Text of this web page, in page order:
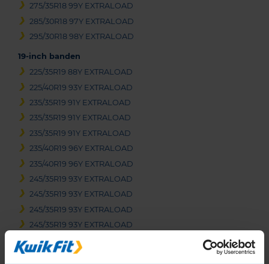
275/35R18 99Y EXTRALOAD
285/30R18 97Y EXTRALOAD
295/30R18 98Y EXTRALOAD
19-inch banden
225/35R19 88Y EXTRALOAD
225/40R19 93Y EXTRALOAD
235/35R19 91Y EXTRALOAD
235/35R19 91Y EXTRALOAD
235/35R19 91Y EXTRALOAD
235/40R19 96Y EXTRALOAD
235/40R19 96Y EXTRALOAD
245/35R19 93Y EXTRALOAD
245/35R19 93Y EXTRALOAD
245/35R19 93Y EXTRALOAD
245/35R19 93Y EXTRALOAD
245/40R19 98Y EXTRALOAD
255/30R19 91Y EXTRALOAD